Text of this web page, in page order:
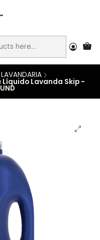
Lavanda Skip -